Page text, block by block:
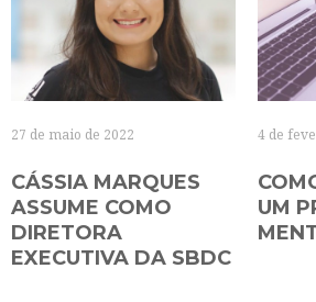
27 de maio de 2022
CÁSSIA MARQUES
ASSUME COMO
DIRETORA
EXECUTIVA DA SBDC
4 de
UM